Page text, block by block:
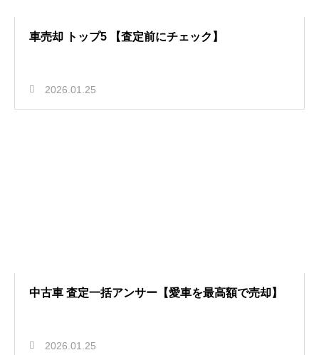
車売却 トップ5 【査定前にチェック】
2026.01.25
中古車 査定一括アンサー【愛車を最高額で売却】
2026.01.25